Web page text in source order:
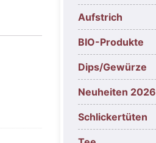
Aufstrich
BIO-Produkte
Dips/Gewürze
Neuheiten 2026
Schlickertüten